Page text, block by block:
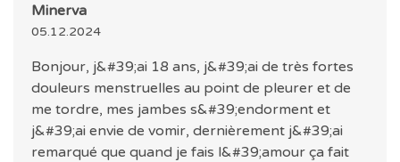
Minerva
05.12.2024
Bonjour, j&#39;ai 18 ans, j&#39;ai de très fortes
douleurs menstruelles au point de pleurer et de
me tordre, mes jambes s&#39;endorment et
j&#39;ai envie de vomir, dernièrement j&#39;ai
remarqué que quand je fais l&#39;amour ça fait